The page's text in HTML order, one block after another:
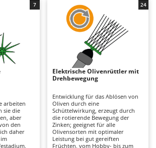
Spalthammer
- Starthilfegeräte
- manuell
- pneumatisch
- elektrisch
für Traktor
und
der Olive,
die
und die
Form
Rechen
mit
Die
Batterie
für eine
der
sich
und
horizontalen Bewegung und der
Länge der Zinken aus Carbonfaser
arbeiten sie im Vergleich zu
vertikalen Modellen effektiver an
Zweigen mit erntereifen Früchten
und gewährleisten eine hohe
Arbeitsgeschwindigkeit. Sie
unterscheiden sich von den
Modellen mit Doppelbewegung
oder Rotationsbewegung durch
eine einfachere und im
Allgemeinen leichtere Bauweise,
geringere Vibrationen bietet. Der
Akku-Betrieb sorgt für
Praktikabilität, wobei die Wartung
sich auf das Aufladen und
gegebenenfalls den Austausch des
Akkus beschränkt, um einen
unterbrechungsfreien
Arbeitsablauf zu gewährleisten.
arbeiten
sie die
aber
den
daher
7
Elektrische Olivenrüttler mit
Drehbewegung
Entwicklung für das Ablösen von
Oliven durch eine
Schüttelwirkung, erzeugt durch
die rotierende Bewegung der
Zinken; geeignet für alle
Olivensorten mit optimaler
Leistung bei gut gereiften
Früchten, vom Hobby- bis zum
24